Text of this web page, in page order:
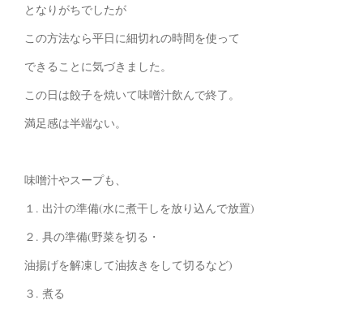
となりがちでしたが
この方法なら平日に細切れの時間を使って
できることに気づきました。
この日は餃子を焼いて味噌汁飲んで終了。
満足感は半端ない。
味噌汁やスープも、
１. 出汁の準備(水に煮干しを放り込んで放置)
２. 具の準備(野菜を切る・
油揚げを解凍して油抜きをして切るなど)
３. 煮る